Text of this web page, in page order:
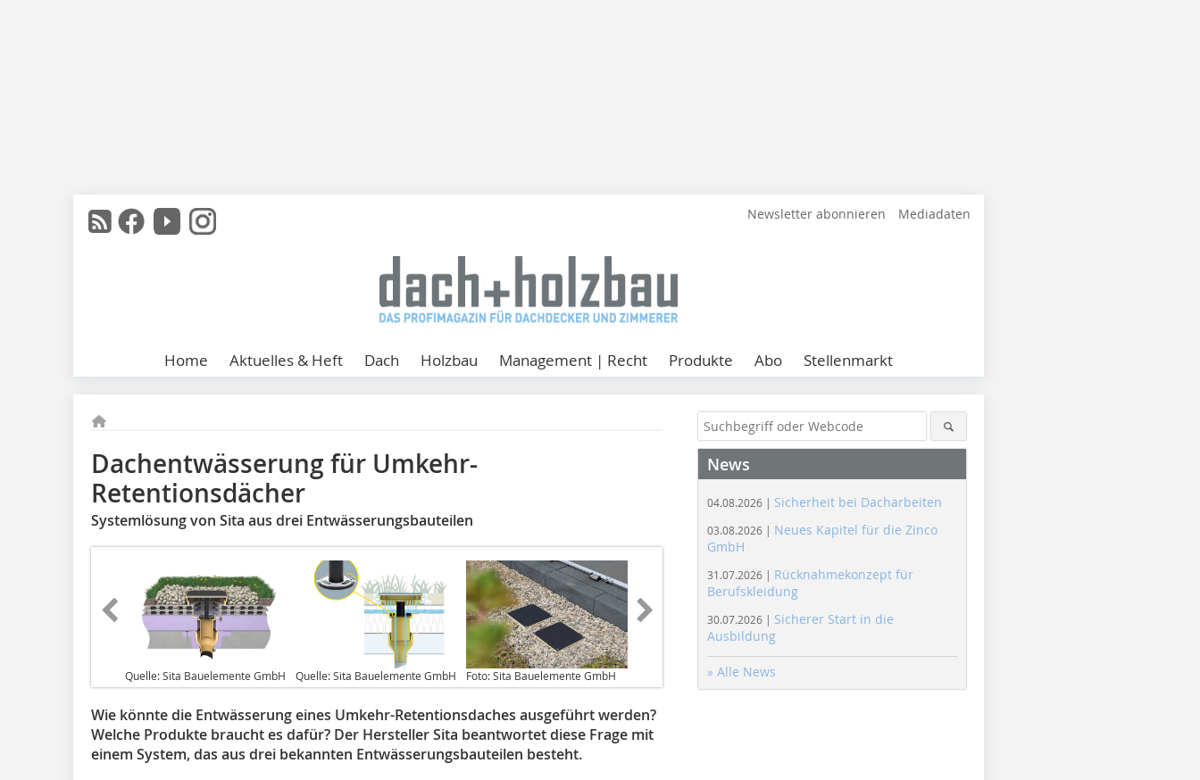
Newsletter abonnieren Mediadaten
Home Aktuelles & Heft Dach Holzbau Management | Recht Produkte Abo Stellenmarkt
Dachentwässerung für Umkehr-
Retentionsdächer
Systemlösung von Sita aus drei Entwässerungsbauteilen
Quelle: Sita Bauelemente GmbH Quelle: Sita Bauelemente GmbH Foto: Sita Bauelemente GmbH
Wie könnte die Entwässerung eines Umkehr-Retentionsdaches ausgeführt werden?
Welche Produkte braucht es dafür? Der Hersteller Sita beantwortet diese Frage mit
einem System, das aus drei bekannten Entwässerungsbauteilen besteht.
News
04.08.2026 | Sicherheit bei Dacharbeiten
03.08.2026 | Neues Kapitel für die Zinco
GmbH
31.07.2026 | Rücknahmekonzept für
Berufskleidung
30.07.2026 | Sicherer Start in die
Ausbildung
» Alle News